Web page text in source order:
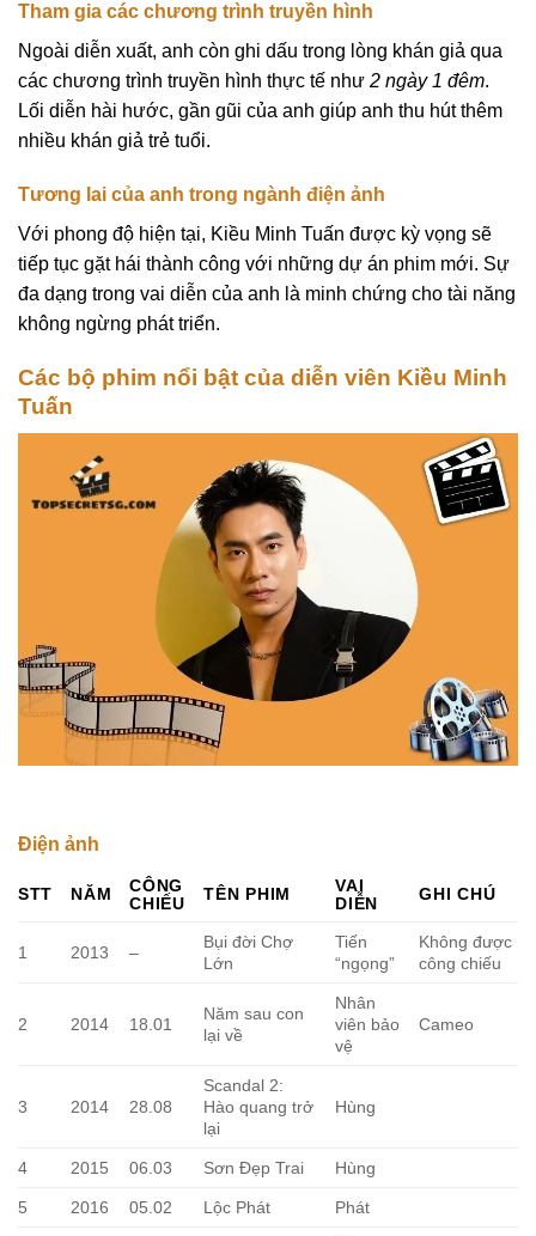
Tham gia các chương trình truyền hình
Ngoài diễn xuất, anh còn ghi dấu trong lòng khán giả qua
các chương trình truyền hình thực tế như 2 ngày 1 đêm.
Lối diễn hài hước, gần gũi của anh giúp anh thu hút thêm
nhiều khán giả trẻ tuổi.
Tương lai của anh trong ngành điện ảnh
Với phong độ hiện tại, Kiều Minh Tuấn được kỳ vọng sẽ
tiếp tục gặt hái thành công với những dự án phim mới. Sự
đa dạng trong vai diễn của anh là minh chứng cho tài năng
không ngừng phát triển.
Các bộ phim nổi bật của diễn viên Kiều Minh
Tuấn
Điện ảnh
STT NĂM
CÔNG
CHIẾU
TÊN PHIM
VAI
DIỄN
GHI CHÚ
1 2013 –
Bụi đời Chợ
Lớn
Tiến
“ngọng”
Không được
công chiếu
2 2014 18.01
Năm sau con
lại về
Nhân
viên bảo
vệ
Cameo
3 2014 28.08
Scandal 2:
Hào quang trở
lại
Hùng
4 2015 06.03 Sơn Đẹp Trai Hùng
5 2016 05.02 Lộc Phát Phát